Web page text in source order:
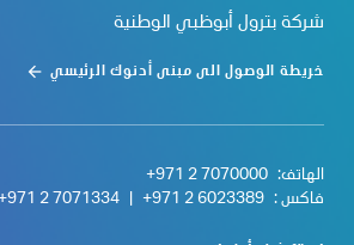
شركة بترول أبوظبي الوطنية
خريطة الوصول الى مبنى أدنوك الرئيسي
الهاتف: +971 2 7070000
فاكس : +971 2 6023389
+971 2 7071334